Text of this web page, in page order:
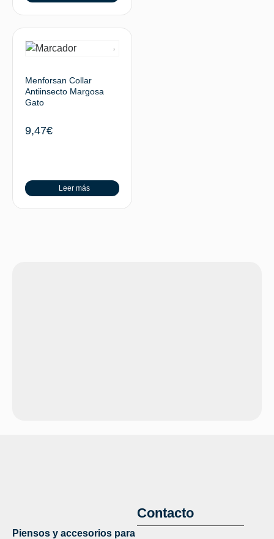
Menforsan Collar
Antiinsecto Margosa
Gato
9,47€
Leer más
Piensos y accesorios para
Contacto